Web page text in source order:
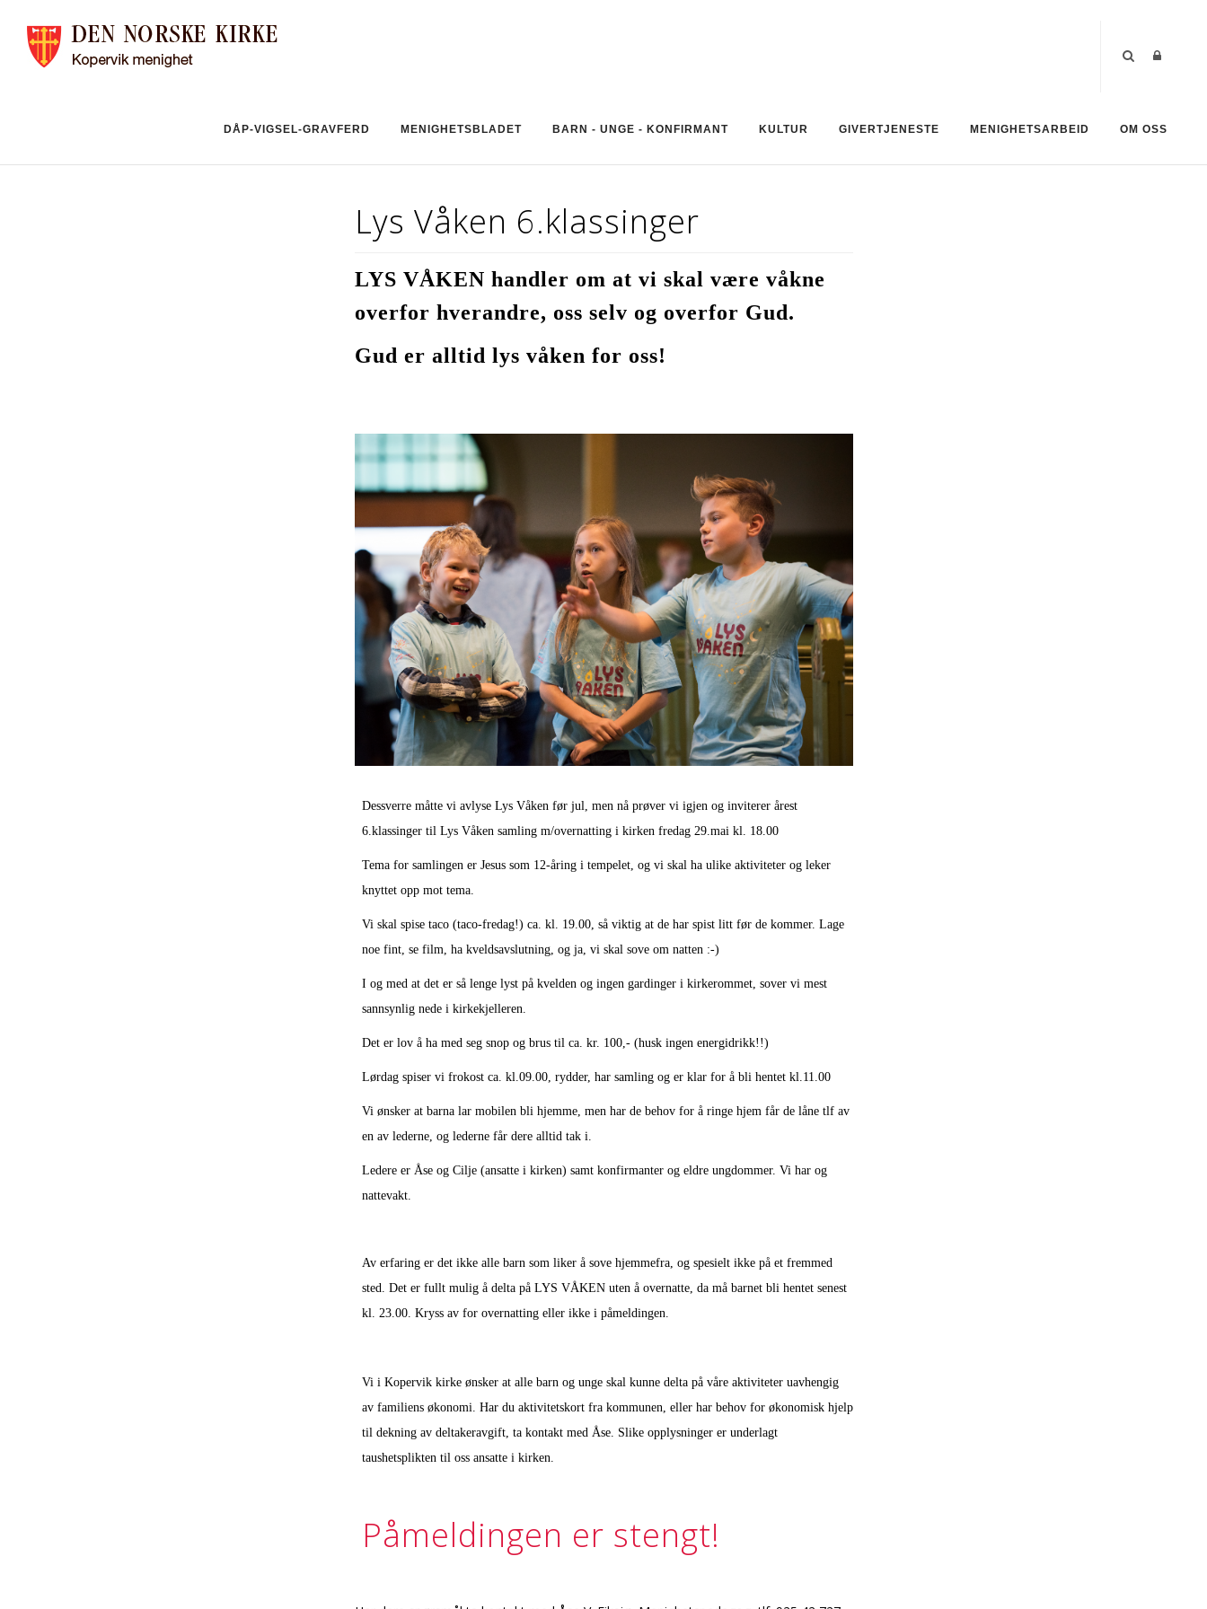
DÅP-VIGSEL-GRAVFERD MENIGHETSBLADET BARN - UNGE - KONFIRMANT KULTUR GIVERTJENESTE MENIGHETSARBEID OM OSS
Lys Våken 6.klassinger
LYS VÅKEN handler om at vi skal være våkne
overfor hverandre, oss selv og overfor Gud.
Gud er alltid lys våken for oss!
Dessverre måtte vi avlyse Lys Våken før jul, men nå prøver vi igjen og inviterer årest
6.klassinger til Lys Våken samling m/overnatting i kirken fredag 29.mai kl. 18.00
Tema for samlingen er Jesus som 12-åring i tempelet, og vi skal ha ulike aktiviteter og leker
knyttet opp mot tema.
Vi skal spise taco (taco-fredag!) ca. kl. 19.00, så viktig at de har spist litt før de kommer. Lage
noe fint, se film, ha kveldsavslutning, og ja, vi skal sove om natten :-)
I og med at det er så lenge lyst på kvelden og ingen gardinger i kirkerommet, sover vi mest
sannsynlig nede i kirkekjelleren.
Det er lov å ha med seg snop og brus til ca. kr. 100,- (husk ingen energidrikk!!)
Lørdag spiser vi frokost ca. kl.09.00, rydder, har samling og er klar for å bli hentet kl.11.00
Vi ønsker at barna lar mobilen bli hjemme, men har de behov for å ringe hjem får de låne tlf av
en av lederne, og lederne får dere alltid tak i.
Ledere er Åse og Cilje (ansatte i kirken) samt konfirmanter og eldre ungdommer. Vi har og
nattevakt.
Av erfaring er det ikke alle barn som liker å sove hjemmefra, og spesielt ikke på et fremmed
sted. Det er fullt mulig å delta på LYS VÅKEN uten å overnatte, da må barnet bli hentet senest
kl. 23.00. Kryss av for overnatting eller ikke i påmeldingen.
Vi i Kopervik kirke ønsker at alle barn og unge skal kunne delta på våre aktiviteter uavhengig
av familiens økonomi. Har du aktivitetskort fra kommunen, eller har behov for økonomisk hjelp
til dekning av deltakeravgift, ta kontakt med Åse. Slike opplysninger er underlagt
taushetsplikten til oss ansatte i kirken.
Påmeldingen er stengt!